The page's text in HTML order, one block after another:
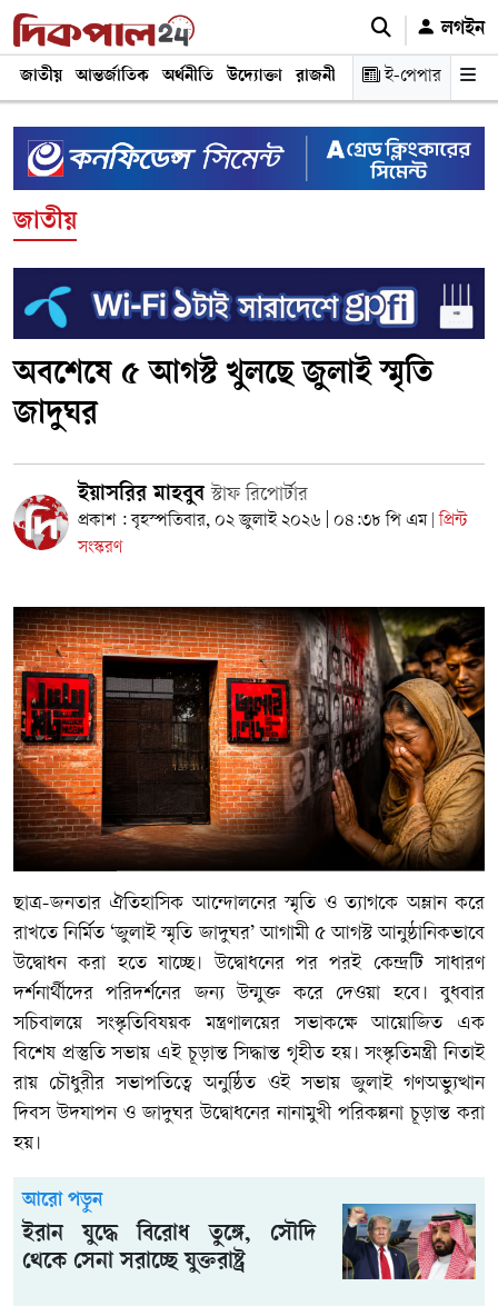
লগইন
জাতীয় আন্তর্জাতিক অর্থনীতি উদ্যোক্তা রাজনীতি শিক্ষা স্বাস্থ্য ও
ই-পেপার
জাতীয়
অবশেষে ৫ আগস্ট খুলছে জুলাই স্মৃতি
জাদুঘর
ইয়াসরির মাহবুবস্টাফ রিপোর্টার
প্রকাশ : বৃহস্পতিবার, ০২ জুলাই ২০২৬ | ০৪:৩৮ পি এম
প্রিন্ট
সংস্করণ
ছাত্র-জনতার ঐতিহাসিক আন্দোলনের স্মৃতি ও ত্যাগকে অম্লান করে
রাখতে নির্মিত ‘জুলাই স্মৃতি জাদুঘর’ আগামী ৫ আগস্ট আনুষ্ঠানিকভাবে
উদ্বোধন করা হতে যাচ্ছে। উদ্বোধনের পর পরই কেন্দ্রটি সাধারণ
দর্শনার্থীদের পরিদর্শনের জন্য উন্মুক্ত করে দেওয়া হবে। বুধবার
সচিবালয়ে সংস্কৃতিবিষয়ক মন্ত্রণালয়ের সভাকক্ষে আয়োজিত এক
বিশেষ প্রস্তুতি সভায় এই চূড়ান্ত সিদ্ধান্ত গৃহীত হয়। সংস্কৃতিমন্ত্রী নিতাই
রায় চৌধুরীর সভাপতিত্বে অনুষ্ঠিত ওই সভায় জুলাই গণঅভ্যুত্থান
দিবস উদযাপন ও জাদুঘর উদ্বোধনের নানামুখী পরিকল্পনা চূড়ান্ত করা
হয়।
আরো পড়ুন
ইরান যুদ্ধে বিরোধ তুঙ্গে, সৌদি
থেকে সেনা সরাচ্ছে যুক্তরাষ্ট্র